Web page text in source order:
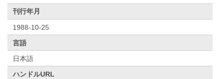
刊行年月
1988-10-25
言語
日本語
ハンドルURL